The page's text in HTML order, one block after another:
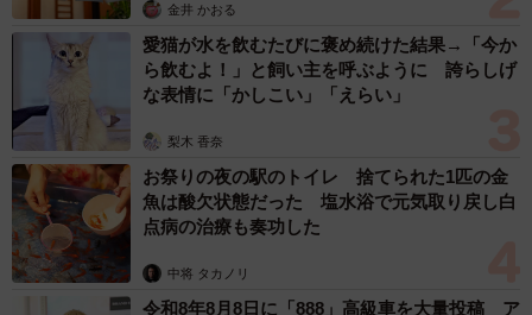
pic.twitter.com/47LCH6D31Q
— しずわらひなた (@shizuwarahinata)September 2, 2023
「いますね」
「ひなた君の背後から、わらびお兄さまがこっちを見てい
る…」
「背後に気配を感じるニャ」
など、やはり皆さん、画面後方からこちらを見つめるわ
金井 かおる
愛猫が水を飲むたびに褒め続けた結果→「今か
ら飲むよ！」と飼い主を呼ぶように 誇らしげ
な表情に「かしこい」「えらい」
梨木 香奈
お祭りの夜の駅のトイレ 捨てられた1匹の金
魚は酸欠状態だった 塩水浴で元気取り戻し白
点病の治療も奏功した
中将 タカノリ
令和8年8月8日に「888」高級車を大量投稿 ア